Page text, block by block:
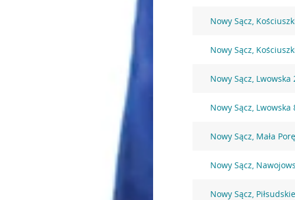
Nowy Sącz,
Nowy Sącz,
Nowy Sącz, Lwowska
Nowy Sącz, Lwowska
Nowy Sącz, Mała
Nowy Sącz,
Nowy Sącz,